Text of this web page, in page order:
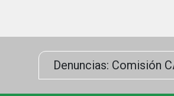
Denuncias: Comisión